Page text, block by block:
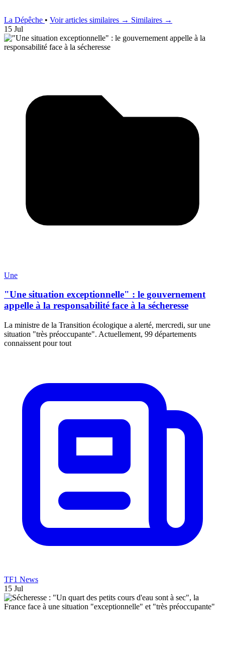
La Dépêche • Voir articles similaires → Similaires →
15 Jul
Une
"Une situation exceptionnelle" : le gouvernement
appelle à la responsabilité face à la sécheresse
La ministre de la Transition écologique a alerté, mercredi, sur une
situation "très préoccupante". Actuellement, 99 départements
connaissent pour tout
TF1 News
15 Jul